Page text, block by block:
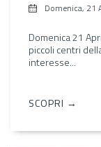
Domenica, 21
Domenica 21
piccoli centri
interesse...
SCOPRI →